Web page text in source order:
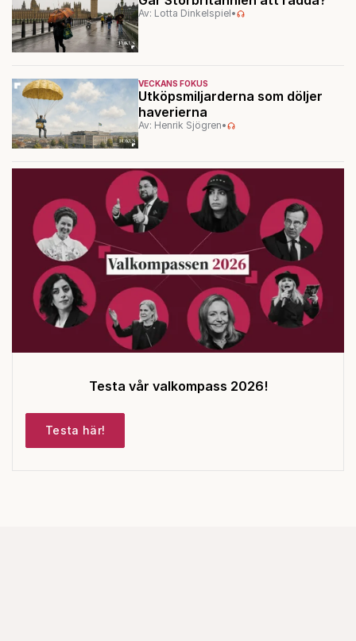
Av: Lotta Dinkelspiel•
VECKANS FOKUS
Utköpsmiljarderna som döljer
haverierna
Av: Henrik Sjögren•
Testa vår valkompass 2026!
Testa här!